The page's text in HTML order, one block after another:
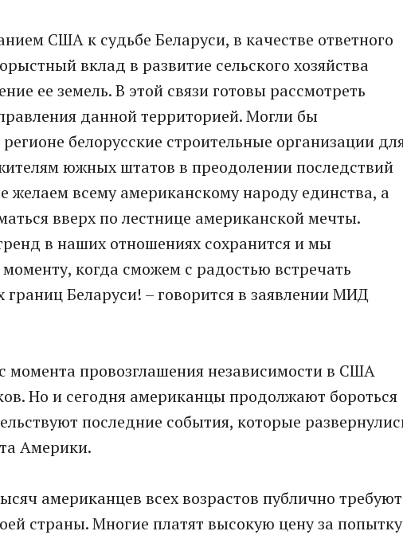
США к судьбе Беларуси, в качестве ответного
вклад в развитие сельского хозяйства
ее земель. В этой связи готовы рассмотреть
данной территорией. Могли бы
белорусские строительные организации
южных штатов в преодолении последствий
желаем всему американскому народу единства, а
вверх по лестнице американской мечты.
в наших отношениях сохранится и мы
когда сможем с радостью встречать
Беларуси! – говорится в заявлении МИД
момента провозглашения независимости в США
Но и сегодня американцы продолжают бороться
последние события, которые
Америки.
американцев всех возрастов публично требуют
страны. Многие платят высокую цену за попытку